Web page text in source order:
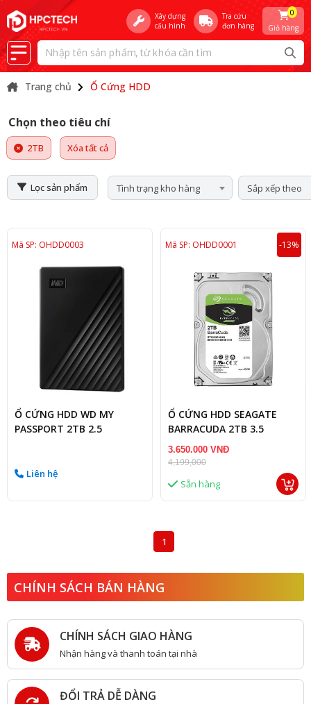
Xây dựng
cấu hình
Tra cứu
đơn hàng
Giỏ hàng
0
Trang chủ Ổ Cứng HDD
Chọn theo tiêu chí
2TB Xóa tất cả
Lọc sản phẩm Tình trạng kho hàng Sắp xếp theo
Mã SP: OHDD0003
Ổ CỨNG HDD WD MY
PASSPORT 2TB 2.5
Liên hệ
Mã SP: OHDD0001 -13%
Ổ CỨNG HDD SEAGATE
BARRACUDA 2TB 3.5
3.650.000 VNĐ
4,199,000
Sẵn hàng
1
CHÍNH SÁCH BÁN HÀNG
CHÍNH SÁCH GIAO HÀNG
Nhận hàng và thanh toán tại nhà
ĐỔI TRẢ DỄ DÀNG